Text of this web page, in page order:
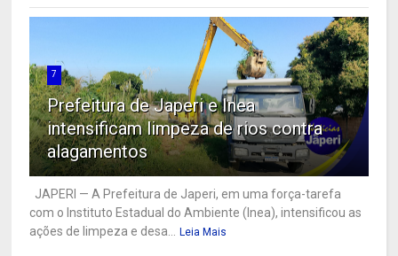
7
Prefeitura de Japeri e Inea
intensificam limpeza de rios contra
alagamentos
JAPERI — A Prefeitura de Japeri, em uma força-tarefa
com o Instituto Estadual do Ambiente (Inea), intensificou as
ações de limpeza e desa...
Leia Mais